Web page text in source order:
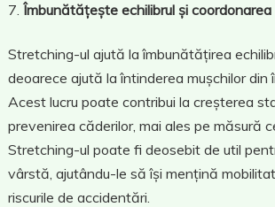
Îmbunătățește echilibrul și coordonarea
Stretching-ul ajută la îmbunătățirea
deoarece ajută la întinderea mușchilor din
Acest lucru poate contribui la creșterea
prevenirea căderilor, mai ales pe măsură
Stretching-ul poate fi deosebit de util
vârstă, ajutându-le să își mențină
riscurile de accidentări.